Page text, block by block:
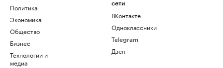
Политика
Экономика
Общество
Бизнес
Технологии и
медиа
сети
ВКонтакте
Одноклассники
Telegram
Дзен